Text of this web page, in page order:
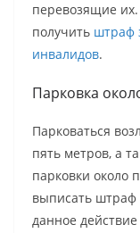
перевозящие
получить штраф
инвалидов.
Парковка
Парковаться
пять метров, а
парковки около
выписать штраф
данное